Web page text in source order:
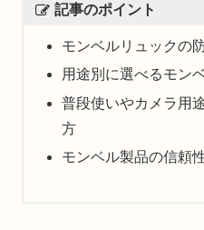
記事のポイント
モンベルリュックの
用途別に選べるモン
普段使いやカメラ用
方
モンベル製品の信頼